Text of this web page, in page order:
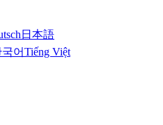
日本語
어Tiếng Việt